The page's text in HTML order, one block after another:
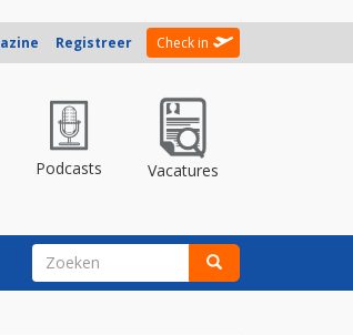
Registreer Check in
Podcasts Vacatures
ZOEKVELD